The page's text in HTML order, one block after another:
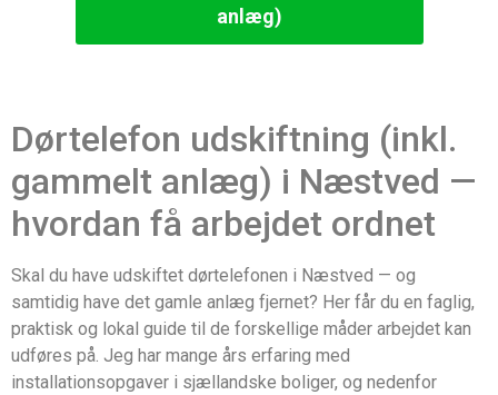
anlæg)
Dørtelefon udskiftning (inkl.
gammelt anlæg) i Næstved —
hvordan få arbejdet ordnet
Skal du have udskiftet dørtelefonen i Næstved — og
samtidig have det gamle anlæg fjernet? Her får du en faglig,
praktisk og lokal guide til de forskellige måder arbejdet kan
udføres på. Jeg har mange års erfaring med
installationsopgaver i sjællandske boliger, og nedenfor